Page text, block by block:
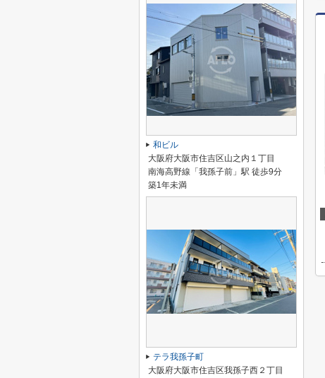
和ビル
大阪府大阪市住吉区山之内１丁目
南海高野線「我孫子前」駅 徒歩9分
築1年未満
テラ我孫子町
大阪府大阪市住吉区我孫子西２丁目